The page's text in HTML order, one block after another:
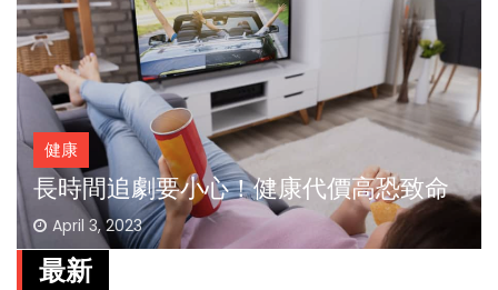
健康
長時間追劇要小心！健康代價高恐致命
April 3, 2023
最新